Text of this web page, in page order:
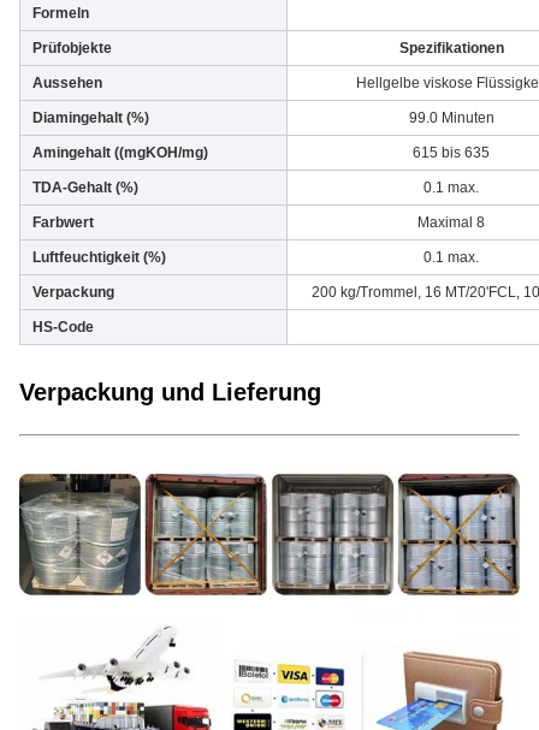
Formeln
Prüfobjekte Spezifikationen
Aussehen Hellgelbe viskose
Diamingehalt (%) 99.0 Minuten
Amingehalt ((mgKOH/mg) 615 bis 635
TDA-Gehalt (%) 0.1 max.
Farbwert Maximal 8
Luftfeuchtigkeit (%) 0.1 max.
Verpackung 200 kg/Trommel, 16 MT/20'FCL,
HS-Code
Verpackung und Lieferung